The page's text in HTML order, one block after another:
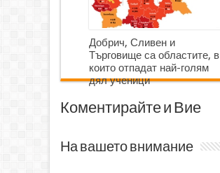
Добрич, Сливен и
Търговище са областите, в
които отпадат най-голям
дял ученици
Коментирайте и Вие
На вашето внимание